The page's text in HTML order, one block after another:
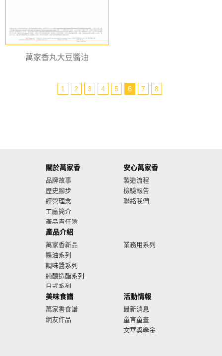
萬家香丸大豆醬油
1 2 3 4 5 6 7 8
關於萬家香
品牌故事
歷史腳步
經營理念
工廠簡介
產品責任險
廣告影音
產品介紹
萬家香新品
醬油系列
調味醬系列
純釀造醋系列
日式系列
業務用系列
美味食譜
萬家香食譜
網友作品
安心萬家香
製造流程
檢驗報告
聯絡我們
活動情報
最新消息
童言童畫
文華獎學金